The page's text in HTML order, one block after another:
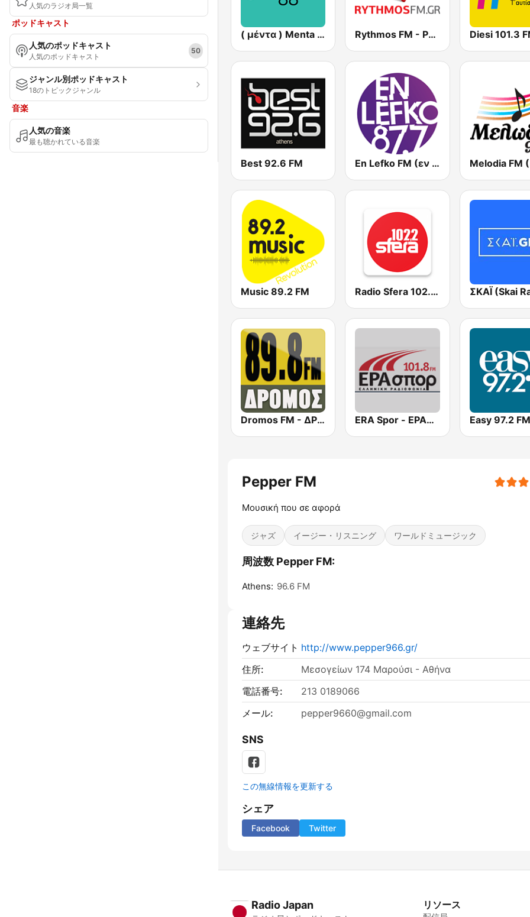
人気のラジオ局一覧
ポッドキャスト
人気のポッドキャスト
人気のポッドキャスト
50
ジャンル別ポッドキャスト
18のトピックジャンル
音楽
人気の音楽
最も聴かれている音楽
( μέντα ) Menta 88 FM Rythmos FM - Ρυθμος 94.9 Diesi 101.3
Best 92.6 FM En Lefko FM (εν λευκω)
Music 89.2 FM Radio Sfera 102.2 FM
Dromos FM - ΔΡΟΜΟΣ 89.8 ERA Spor - ΕΡΑΣΠΟΡ Easy 97.2 FM
Pepper FM
Μουσική που σε αφορά
ジャズ イージー・リスニング ワールドミュージック
周波数 Pepper FM:
Athens: 96.6 FM
連絡先
ウェブサイト http://www.pepper966.gr/
住所:
Μεσογείων 174 Μαρούσι - Αθήνα
電話番号:
213 0189066
メール:
pepper9660@gmail.com
SNS
この無線情報を更新する
シェア
Facebook Twitter
Radio Japan リソース